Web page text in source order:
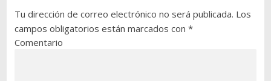
Tu dirección de correo electrónico no será publicada. Los
campos obligatorios están marcados con *
Comentario